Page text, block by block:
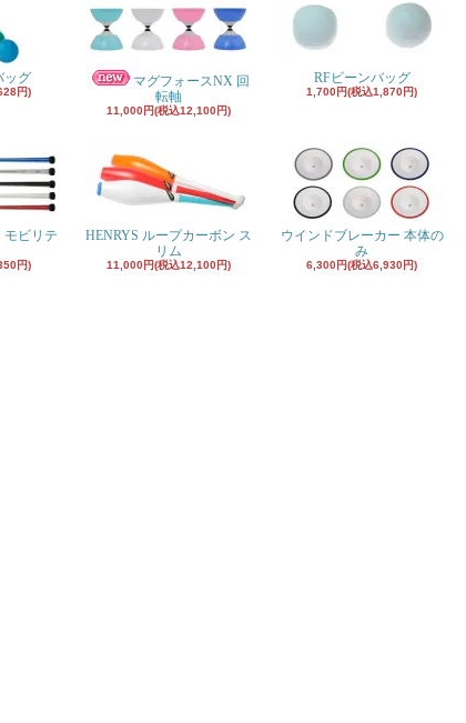
ッグ
円)
マグフォースNX 回
転軸
11,000円(税込12,100円)
RFビーンバッグ
1,700円(税込1,870円)
モビリテ
円)
HENRYS ループカーボン ス
リム
11,000円(税込12,100円)
ウインドブレーカー 本体の
み
6,300円(税込6,930円)